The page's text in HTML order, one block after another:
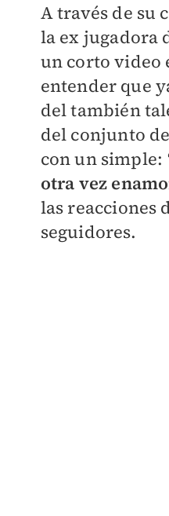
A través de su
la ex jugadora
un corto video
entender que
del también
del conjunto
con un simple:
otra vez
las reacciones
seguidores.